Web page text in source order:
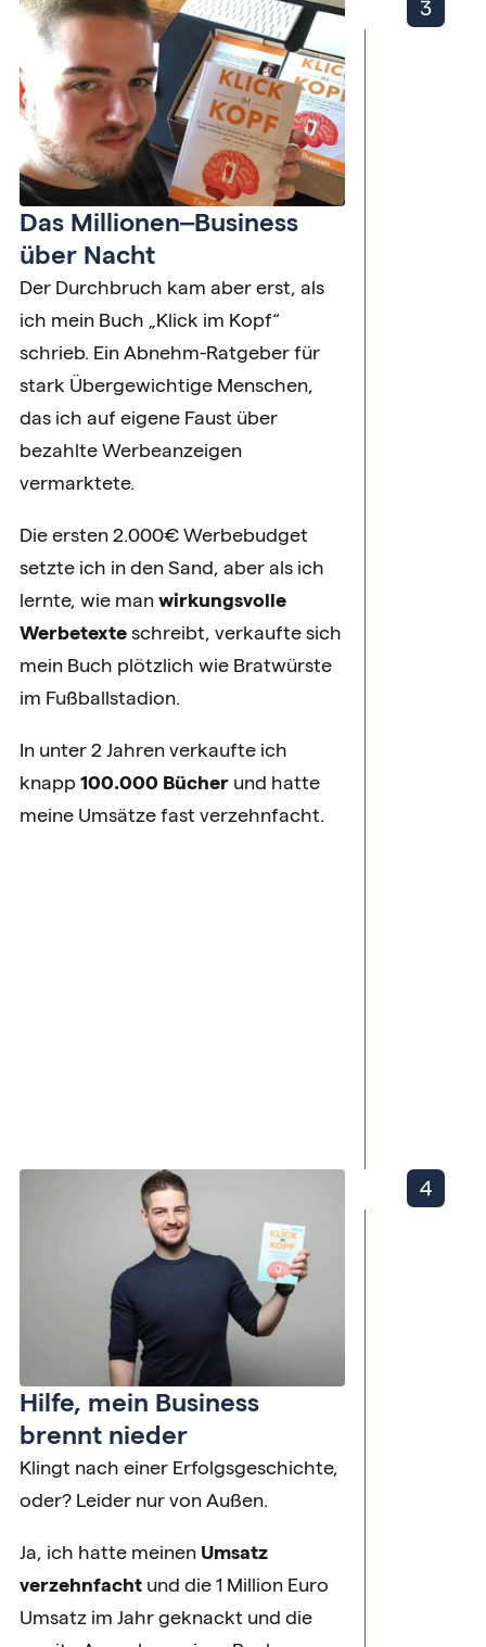
Das Millionen‒Business
über Nacht
Der Durchbruch kam aber erst, als
ich mein Buch „Klick im Kopf“
schrieb. Ein Abnehm-Ratgeber für
stark Übergewichtige Menschen,
das ich auf eigene Faust über
bezahlte Werbeanzeigen
vermarktete.
Die ersten 2.000€ Werbebudget
setzte ich in den Sand, aber als ich
lernte, wie man wirkungsvolle
Werbetexte schreibt, verkaufte sich
mein Buch plötzlich wie Bratwürste
im Fußballstadion.
In unter 2 Jahren verkaufte ich
knapp 100.000 Bücher und hatte
meine Umsätze fast verzehnfacht.
Hilfe, mein Business
brennt nieder
Klingt nach einer Erfolgsgeschichte,
oder? Leider nur von Außen.
Ja, ich hatte meinen Umsatz
verzehnfacht und die 1 Million Euro
Umsatz im Jahr geknackt und die